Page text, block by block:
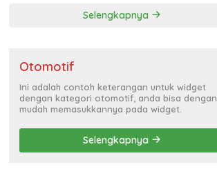
Selengkapnya
Otomotif
Ini adalah contoh keterangan untuk widget
dengan kategori otomotif, anda bisa dengan
mudah memasukkannya pada widget.
Selengkapnya